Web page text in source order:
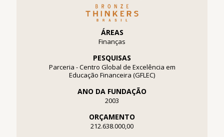
ÁREAS
Finanças
PESQUISAS
Parceria - Centro Global de Excelência em
Educação Financeira (GFLEC)
ANO DA FUNDAÇÃO
2003
ORÇAMENTO
212.638.000,00